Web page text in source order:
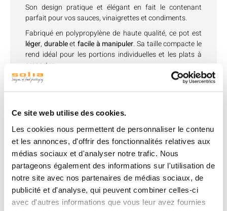
Ce site web utilise des cookies.
Les cookies nous permettent de personnaliser le contenu
et les annonces, d'offrir des fonctionnalités relatives aux
médias sociaux et d'analyser notre trafic. Nous
partageons également des informations sur l'utilisation de
notre site avec nos partenaires de médias sociaux, de
publicité et d'analyse, qui peuvent combiner celles-ci
avec d'autres informations que vous leur avez fournies
Son design pratique et élégant en fait le contenant
parfait pour vos sauces, vinaigrettes et condiments.
Fabriqué en polypropylène de haute qualité, ce pot est
léger, durableet facile à manipuler. Sa taille compacte le
rend idéal pour les portions individuelles et les plats à
emporter.
Produits associés